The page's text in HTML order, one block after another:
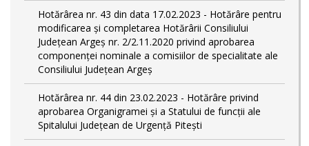
Hotărârea nr. 43 din data 17.02.2023 - Hotărâre pentru
modificarea și completarea Hotărârii Consiliului
Județean Argeș nr. 2/2.11.2020 privind aprobarea
componenței nominale a comisiilor de specialitate ale
Consiliului Județean Argeș
Hotărârea nr. 44 din 23.02.2023 - Hotărâre privind
aprobarea Organigramei și a Statului de funcții ale
Spitalului Județean de Urgență Pitești